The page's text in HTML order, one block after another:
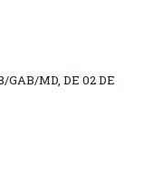
GAB/MD, DE 02 DE